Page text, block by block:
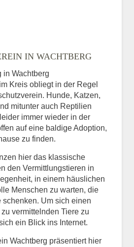
IN WACHTBERG
in Wachtberg
Kreis obliegt in der Regel
Hunde, Katzen,
mitunter auch Reptilien
immer wieder in der
auf eine baldige Adoption,
zu finden.
hier das klassische
den Vermittlungstieren in
in einem häuslichen
Menschen zu warten, die
Um sich einen
vermittelnden Tiere zu
ein Blick ins Internet.
Wachtberg präsentiert hier